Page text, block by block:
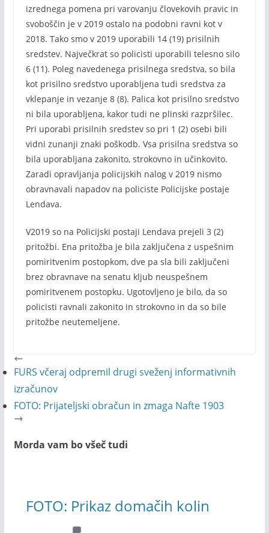
izrednega pomena pri varovanju človekovih pravic in
svoboščin je v 2019 ostalo na podobni ravni kot v
2018. Tako smo v 2019 uporabili 14 (19) prisilnih
sredstev. Največkrat so policisti uporabili telesno silo
6 (11). Poleg navedenega prisilnega sredstva, so bila
kot prisilno sredstvo uporabljena tudi sredstva za
vklepanje in vezanje 8 (8). Palica kot prisilno sredstvo
ni bila uporabljena, kakor tudi ne plinski razpršilec.
Pri uporabi prisilnih sredstev so pri 1 (2) osebi bili
vidni zunanji znaki poškodb. Vsa prisilna sredstva so
bila uporabljana zakonito, strokovno in učinkovito.
Zaradi opravljanja policijskih nalog v 2019 nismo
obravnavali napadov na policiste Policijske postaje
Lendava.
V2019 so na Policijski postaji Lendava prejeli 3 (2)
pritožbi. Ena pritožba je bila zaključena z uspešnim
pomiritvenim postopkom, dve pa sla bili zaključeni
brez obravnave na senatu kljub neuspešnem
pomiritvenem postopku. Ugotovljeno je bilo, da so
policisti ravnali zakonito in strokovno in da so bile
pritožbe neutemeljene.
FURS včeraj odpremil drugi sveženj informativnih
izračunov
FOTO: Prijateljski obračun in zmaga Nafte 1903
Morda vam bo všeč tudi
FOTO: Prikaz domačih kolin